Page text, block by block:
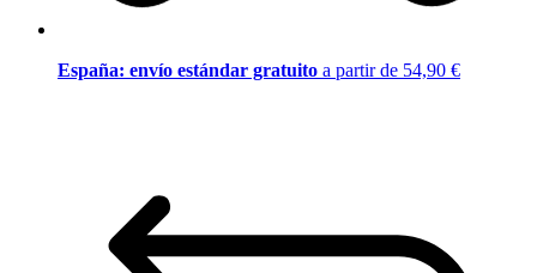
España: envío estándar gratuito a partir de 54,90 €